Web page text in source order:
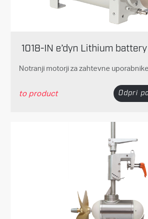
1018-IN e’dyn Lithium battery
Notranji motorji za zahtevne uporabnike
to product Odpri